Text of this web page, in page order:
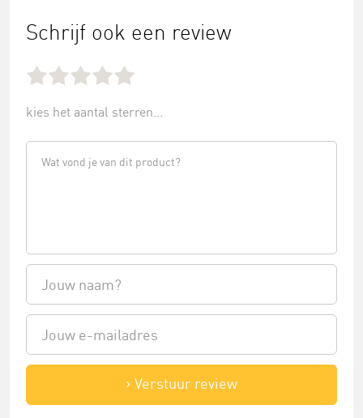
Schrijf ook een review
kies het aantal sterren...
Verstuur review